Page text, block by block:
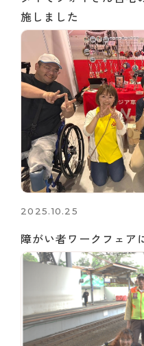
施しました
2025.10.25
障がい者ワークフェア